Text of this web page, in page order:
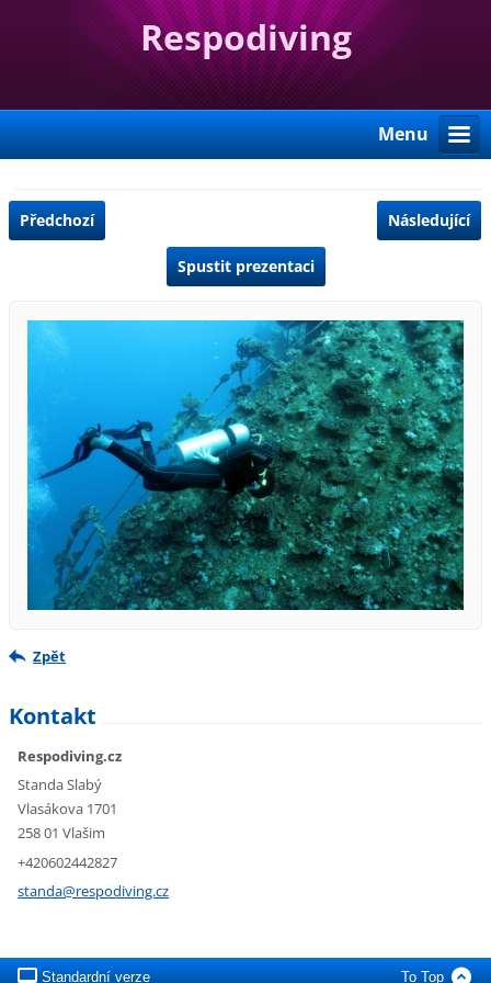
Respodiving
Menu
Předchozí Následující
Spustit prezentaci
Zpět
Kontakt
Respodiving.cz
Standa Slabý
Vlasákova 1701
258 01 Vlašim
+420602442827
standa@respodiving.cz
Standardní verze To Top